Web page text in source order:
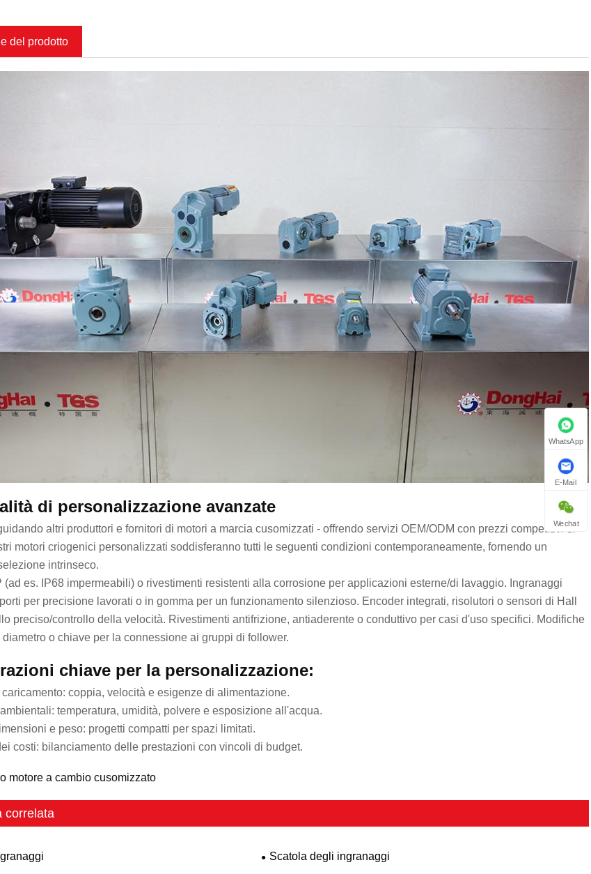
del prodotto
di personalizzazione avanzate
altri produttori e fornitori di motori a marcia cusomizzati - offrendo servizi OEM/ODM con prezzi competitivi di
motori criogenici personalizzati soddisferanno tutti le seguenti condizioni contemporaneamente, fornendo un
intrinseco.
(ad es. IP68 impermeabili) o rivestimenti resistenti alla corrosione per applicazioni esterne/di lavaggio. Ingranaggi
per precisione lavorati o in gomma per un funzionamento silenzioso. Encoder integrati, risolutori o sensori di Hall
preciso/controllo della velocità. Rivestimenti antifrizione, antiaderente o conduttivo per casi d'uso specifici. Modifiche
o chiave per la connessione ai gruppi di follower.
chiave per la personalizzazione:
coppia, velocità e esigenze di alimentazione.
temperatura, umidità, polvere e esposizione all'acqua.
e peso: progetti compatti per spazi limitati.
costi: bilanciamento delle prestazioni con vincoli di budget.
motore a cambio cusomizzato
correlata
Scatola degli ingranaggi
WhatsApp
E-Mail
Wechat